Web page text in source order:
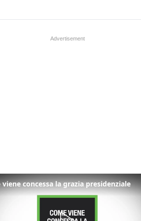
viene concessa la grazia presidenziale